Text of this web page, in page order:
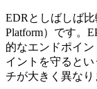
EDRとしばしば比
Platform）です。
的なエンドポイ
イントを守ると
チが大きく異なり